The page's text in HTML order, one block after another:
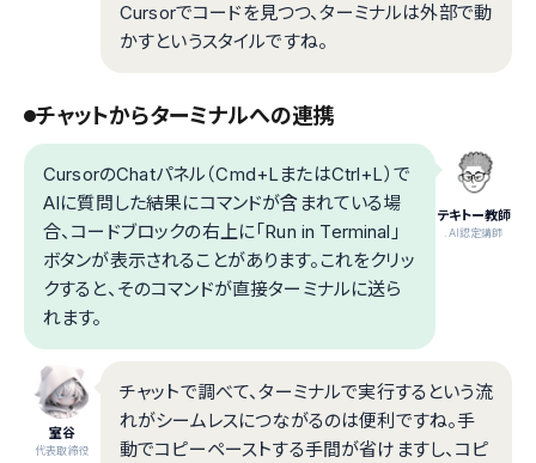
Cursorでコードを見つつ、ターミナルは外部で動
かすというスタイルですね。
チャットからターミナルへの連携
テキトー教師
.AI認定講師
CursorのChatパネル（Cmd+LまたはCtrl+L）で
AIに質問した結果にコマンドが含まれている場
合、コードブロックの右上に「Run in Terminal」
ボタンが表示されることがあります。これをクリッ
クすると、そのコマンドが直接ターミナルに送ら
れます。
室谷
代表取締役
チャットで調べて、ターミナルで実行するという流
れがシームレスにつながるのは便利ですね。手
動でコピーペーストする手間が省けますし、コピ